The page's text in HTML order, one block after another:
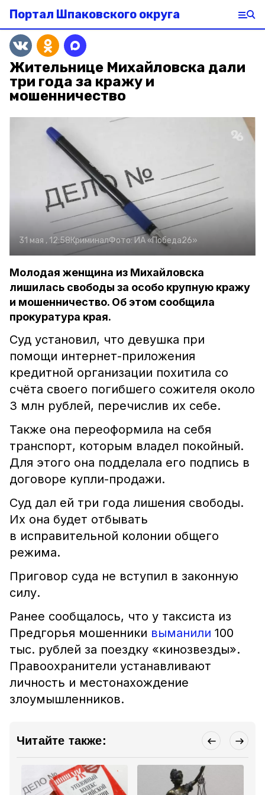
Портал Шпаковского округа
Жительнице Михайловска дали
три года за кражу и
мошенничество
31 мая , 12:58КриминалФото: ИА «Победа26»
Молодая женщина из Михайловска
лишилась свободы за особо крупную кражу
и мошенничество. Об этом сообщила
прокуратура края.
Суд установил, что девушка при
помощи интернет-приложения
кредитной организации похитила со
счёта своего погибшего сожителя около
3 млн рублей, перечислив их себе.
Также она переоформила на себя
транспорт, которым владел покойный.
Для этого она подделала его подпись в
договоре купли-продажи.
Суд дал ей три года лишения свободы.
Их она будет отбывать
в исправительной колонии общего
режима.
Приговор суда не вступил в законную
силу.
Ранее сообщалось, что у таксиста из
Предгорья мошенники выманили 100
тыс. рублей за поездку «кинозвезды».
Правоохранители устанавливают
личность и местонахождение
злоумышленников.
Читайте также: